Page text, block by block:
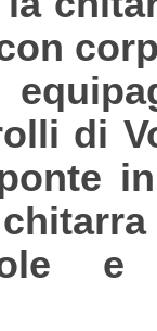
di